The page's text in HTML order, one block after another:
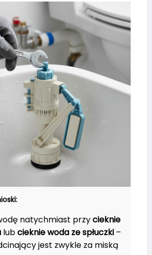
natychmiast przycieknie
lubcieknie woda ze spłuczki –
jest zwykle za miską